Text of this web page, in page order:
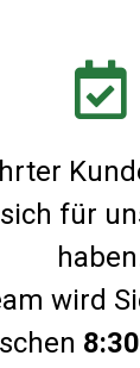
für
wird